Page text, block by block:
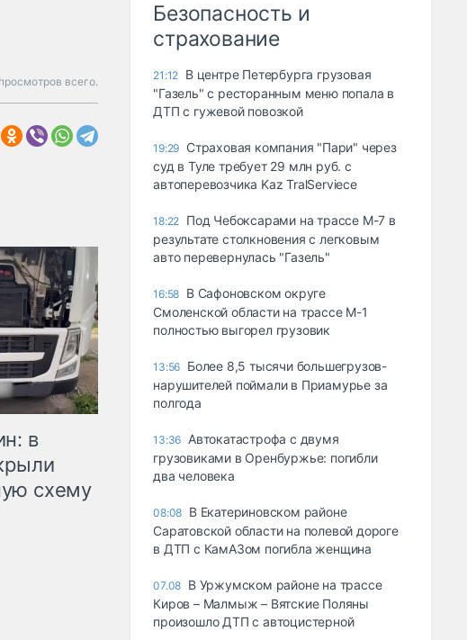
всего.
в
схему
Безопасность и
страхование
21:12 В центре Петербурга грузовая
"Газель" с ресторанным меню попала в
ДТП с гужевой повозкой
19:29 Страховая компания "Пари" через
суд в Туле требует 29 млн руб. с
автоперевозчика Kaz TralServiece
18:22 Под Чебоксарами на трассе М-7 в
результате столкновения с легковым
авто перевернулась "Газель"
16:58 В Сафоновском округе
Смоленской области на трассе М-1
полностью выгорел грузовик
13:56 Более 8,5 тысячи большегрузов-
нарушителей поймали в Приамурье за
полгода
13:36 Автокатастрофа с двумя
грузовиками в Оренбуржье: погибли
два человека
08:08 В Екатериновском районе
Саратовской области на полевой дороге
в ДТП с КамАЗом погибла женщина
07.08 В Уржумском районе на трассе
Киров – Малмыж – Вятские Поляны
произошло ДТП с автоцистерной